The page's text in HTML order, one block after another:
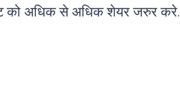
को अधिक से अधिक शेयर जरुर करे.